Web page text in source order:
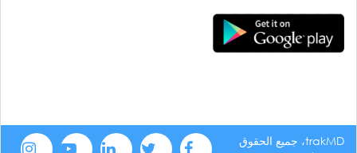
trakMD، جميع الحقوق